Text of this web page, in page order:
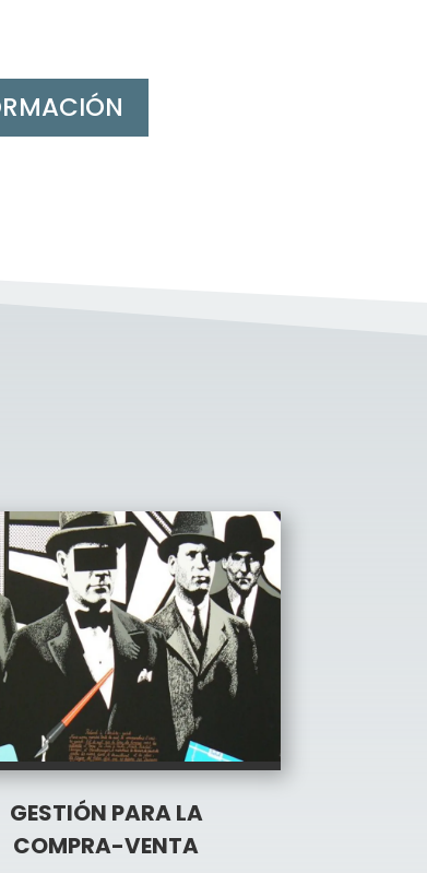
GESTIÓN PARA LA
COMPRA-VENTA